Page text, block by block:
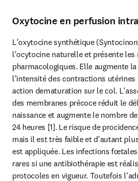
Oxytocine en perfusion
L'oxytocine synthétique
l'ocytocine naturelle et présente les
pharmacologiques. Elle augmente
l'intensité des contractions utérines
action dematuration sur le col.
des membranes précoce réduit le
naissance et augmente le nombre
24 heures [1]. Le risque de
mais il est très faible et d'autant
est appliquée. Les infections
rares si une antibiothérapie est
protocoles en vigueur. Toutefois